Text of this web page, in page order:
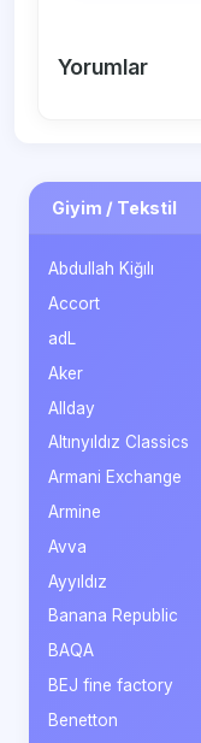
Yorumlar
Giyim / Tekstil
Abdullah Kiğılı
Accort
adL
Aker
Allday
Altınyıldız Classics
Armani Exchange
Armine
Avva
Ayyıldız
Banana Republic
BAQA
BEJ fine factory
Benetton